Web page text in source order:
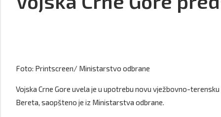
Foto: Printscreen/ Ministarstvo odbrane
Vojska Crne Gore uvela je u upotrebu novu vježbovno-
Bereta, saopšteno je iz Ministarstva odbrane.